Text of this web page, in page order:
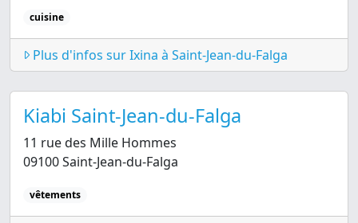
cuisine
Plus d'infos sur Ixina à Saint-Jean-du-Falga
Kiabi Saint-Jean-du-Falga
11 rue des Mille Hommes
09100 Saint-Jean-du-Falga
vêtements